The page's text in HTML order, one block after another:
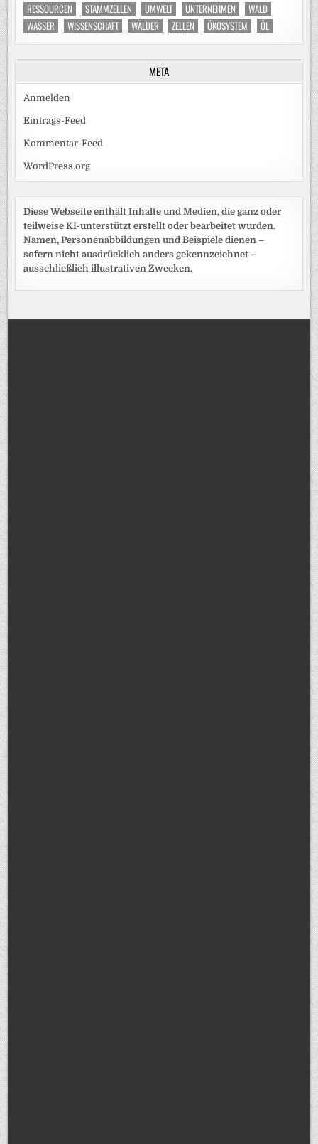
RESSOURCEN
STAMMZELLEN UMWELT UNTERNEHMEN
WALD
WASSER
WISSENSCHAFT WÄLDER ZELLEN ÖKOSYSTEM ÖL
META
Anmelden
Eintrags-Feed
Kommentar-Feed
WordPress.org
Diese Webseite enthält Inhalte und Medien, die ganz oder
teilweise KI-unterstützt erstellt oder bearbeitet wurden.
Namen, Personenabbildungen und Beispiele dienen –
sofern nicht ausdrücklich anders gekennzeichnet –
ausschließlich illustrativen Zwecken.